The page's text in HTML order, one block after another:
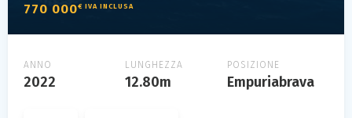
770 000€ IVA INCLUSA
ANNO
2022
LUNGHEZZA
12.80m
POSIZIONE
Empuriabrava